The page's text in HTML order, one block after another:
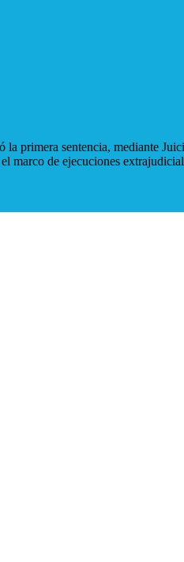
la primera sentencia, mediante
marco de ejecuciones